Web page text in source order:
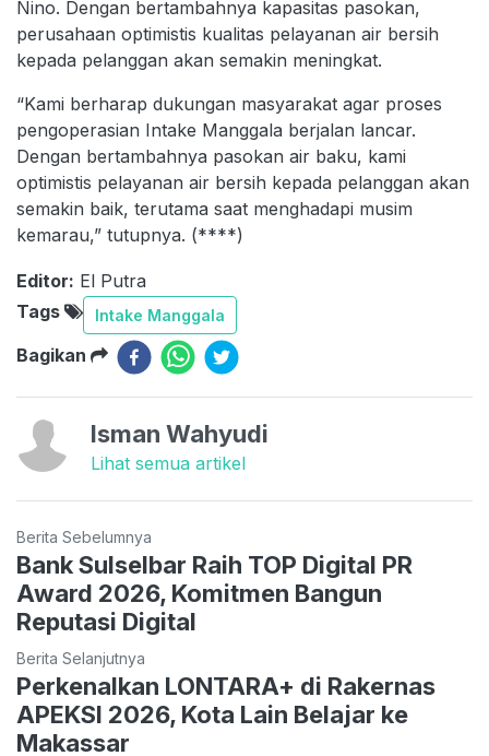
Nino. Dengan bertambahnya kapasitas pasokan,
perusahaan optimistis kualitas pelayanan air bersih
kepada pelanggan akan semakin meningkat.
“Kami berharap dukungan masyarakat agar proses
pengoperasian Intake Manggala berjalan lancar.
Dengan bertambahnya pasokan air baku, kami
optimistis pelayanan air bersih kepada pelanggan akan
semakin baik, terutama saat menghadapi musim
kemarau,” tutupnya. (****)
Editor: El Putra
Tags
Intake Manggala
Bagikan
Isman Wahyudi
Lihat semua artikel
Berita Sebelumnya
Bank Sulselbar Raih TOP Digital PR
Award 2026, Komitmen Bangun
Reputasi Digital
Berita Selanjutnya
Perkenalkan LONTARA+ di Rakernas
APEKSI 2026, Kota Lain Belajar ke
Makassar